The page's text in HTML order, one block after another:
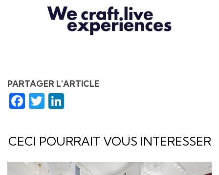
PARTAGER L'ARTICLE
Facebook
Twitter
CECI POURRAIT VOUS INTERESSER